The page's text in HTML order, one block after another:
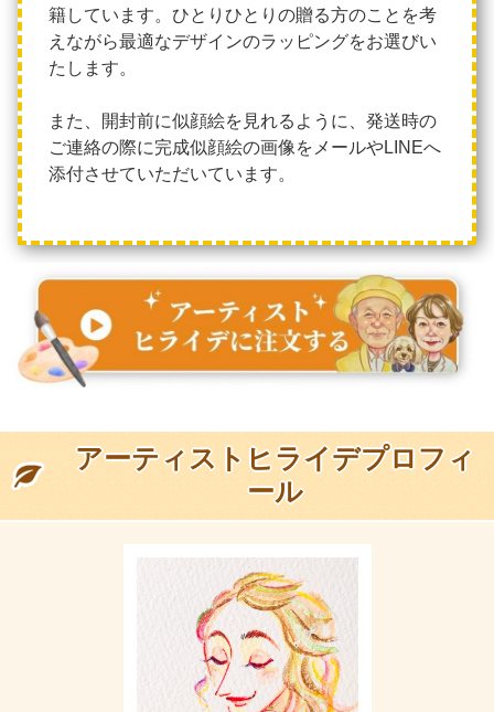
籍しています。ひとりひとりの贈る方のことを考
えながら最適なデザインのラッピングをお選びい
たします。
また、開封前に似顔絵を見れるように、発送時の
ご連絡の際に完成似顔絵の画像をメールやLINEへ
添付させていただいています。
アーティストヒライデプロフィ
ール